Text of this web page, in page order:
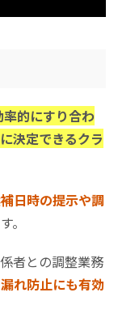
的にすり合わ
決定できるクラ
日時の提示や調
。
者との調整業務
れ防止にも有効